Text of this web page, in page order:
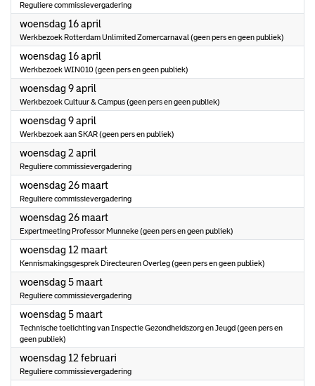
Reguliere commissievergadering
woensdag 16 april
Werkbezoek Rotterdam Unlimited Zomercarnaval (geen pers en geen publiek)
woensdag 16 april
Werkbezoek WIN010 (geen pers en geen publiek)
woensdag 9 april
Werkbezoek Cultuur & Campus (geen pers en geen publiek)
woensdag 9 april
Werkbezoek aan SKAR (geen pers en publiek)
woensdag 2 april
Reguliere commissievergadering
woensdag 26 maart2025
Reguliere commissievergadering
woensdag 26 maart2025
Expertmeeting Professor Munneke (geen pers en geen publiek)
woensdag 12 maart2025
Kennismakingsgesprek Directeuren Overleg (geen pers en geen publiek)
woensdag 5 maart2025
Reguliere commissievergadering
woensdag 5 maart2025
Technische toelichting van Inspectie Gezondheidszorg en Jeugd (geen pers en
geen publiek)
woensdag 12 februari
Reguliere commissievergadering